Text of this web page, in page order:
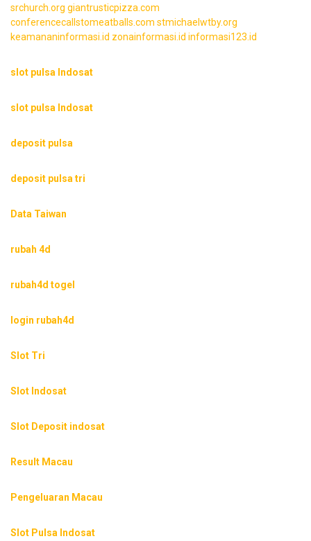
srchurch.org giantrusticpizza.com
conferencecallstomeatballs.com stmichaelwtby.org
keamananinformasi.id zonainformasi.id informasi123.id
slot pulsa Indosat
slot pulsa Indosat
deposit pulsa
deposit pulsa tri
Data Taiwan
rubah 4d
rubah4d togel
login rubah4d
Slot Tri
Slot Indosat
Slot Deposit indosat
Result Macau
Pengeluaran Macau
Slot Pulsa Indosat